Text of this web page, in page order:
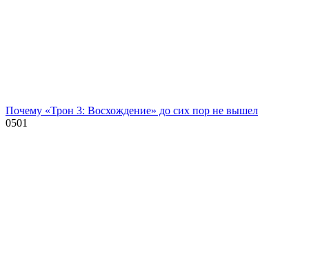
Почему «Трон 3: Восхождение» до сих пор не вышел
0501